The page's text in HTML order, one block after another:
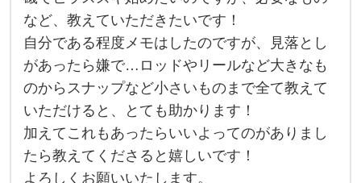
相
談
さ
せ
て
く
だ
など、教えていただきたいです！
自分である程度メモはしたのですが、見落とし
があったら嫌で…ロッドやリールなど大きなも
のからスナップなど小さいものまで全て教えて
いただけると、とても助かります！
加えてこれもあったらいいよってのがありまし
たら教えてくださると嬉しいです！
よろしくお願いいたします。